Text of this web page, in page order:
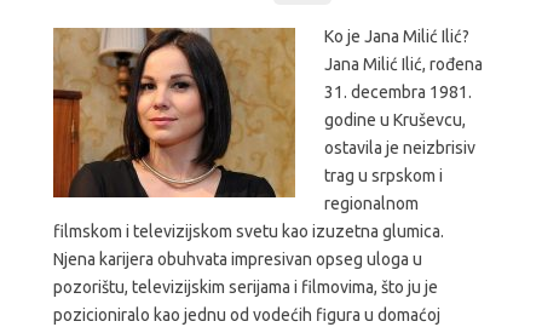
Ko je Jana Milić Ilić?
Jana Milić Ilić, rođena
31. decembra 1981.
godine u Kruševcu,
ostavila je neizbrisiv
trag u srpskom i
regionalnom
filmskom i televizijskom svetu kao izuzetna glumica.
Njena karijera obuhvata impresivan opseg uloga u
pozorištu, televizijskim serijama i filmovima, što ju je
pozicioniralo kao jednu od vodećih figura u domaćoj